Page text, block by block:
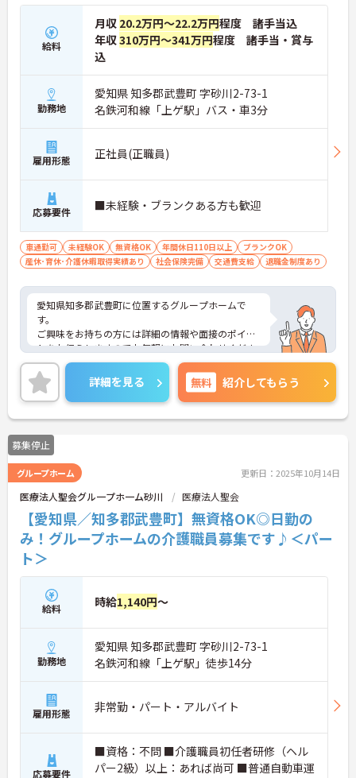
給料
月収 20.2万円～22.2万円程度 諸手当込
年収310万円～341万円程度 諸手当・賞与
込
勤務地
愛知県 知多郡武豊町 字砂川2-73-1
名鉄河和線「上ゲ駅」バス・車3分
雇用形態 正社員(正職員)
応募要件 ■未経験・ブランクある方も歓迎
車通勤可 未経験OK 無資格OK 年間休日110日以上
ブランクOK
産休･育休･介護休暇取得実績あり
社会保険完備 交通費支給 退職金制度あり
愛知県知多郡武豊町に位置するグループホームで
す。
ご興味をお持ちの方には詳細の情報や面接のポイン
トをお伝えしますのでお気軽にお問い合わせくださ
いませ。
詳細を見る 無料 紹介してもらう
募集停止
グループホーム 更新日：2025年10月14日
医療法人聖会グル一プホ一ム砂川 医療法人聖会
【愛知県／知多郡武豊町】無資格OK◎日勤の
み！グループホームの介護職員募集です♪＜パー
ト＞
給料 時給1,140円～
勤務地
愛知県 知多郡武豊町 字砂川2-73-1
名鉄河和線「上ゲ駅」徒歩14分
雇用形態 非常勤・パート・アルバイト
応募要件
■資格：不問 ■介護職員初任者研修（ヘル
パー2級）以上：あれば尚可 ■普通自動車運